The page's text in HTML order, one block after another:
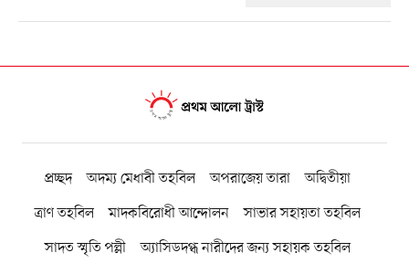
প্রচ্ছদ অদম্য মেধাবী তহবিল অপরাজেয় তারা
অদ্বিতীয়া
ত্রাণ তহবিল
মাদকবিরোধী আন্দোলন
সাভার সহায়তা তহবিল
সাদত স্মৃতি পল্লী
অ্যাসিডদগ্ধ নারীদের জন্য সহায়ক তহবিল